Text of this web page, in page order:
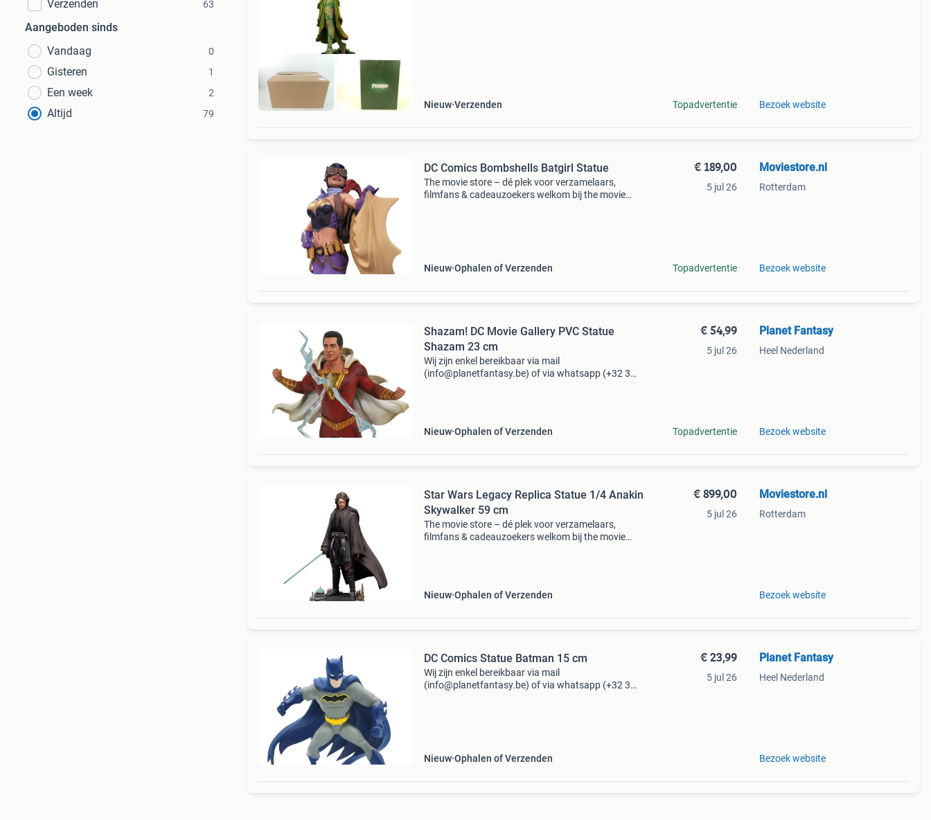
Verzenden 63
Aangeboden sinds
Vandaag
0
Gisteren 1
Een week 2
Altijd 79
Nieuw Verzenden Topadvertentie Bezoek website
DC Comics Bombshells Batgirl Statue
The movie store – dé plek voor verzamelaars,
filmfans & cadeauzoekers welkom bij the movie
Nieuw Ophalen of Verzenden
€ 189,00
5 jul 26
Topadvertentie
Moviestore.nl
Rotterdam
Bezoek website
Shazam! DC Movie Gallery PVC Statue
Shazam 23 cm
Wij zijn enkel bereikbaar via mail
(info@planetfantasy.be) of via whatsapp (+32 3
Nieuw Ophalen of Verzenden
€ 54,99
5 jul 26
Topadvertentie
Planet Fantasy
Heel Nederland
Bezoek website
Star Wars Legacy Replica Statue 1/4 Anakin
Skywalker 59 cm
The movie store – dé plek voor verzamelaars,
filmfans & cadeauzoekers welkom bij the movie
Nieuw Ophalen of Verzenden
€ 899,00
5 jul 26
Moviestore.nl
Rotterdam
Bezoek website
DC Comics Statue Batman 15 cm
Wij zijn enkel bereikbaar via mail
(info@planetfantasy.be) of via whatsapp (+32 3
Nieuw Ophalen of Verzenden
€ 23,99
5 jul 26
Planet Fantasy
Heel Nederland
Bezoek website